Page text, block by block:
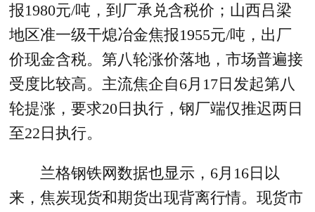
报1980元/吨，到厂承兑含税价；山西吕梁
地区准一级干熄冶金焦报1955元/吨，出厂
价现金含税。第八轮涨价落地，市场普遍接
受度比较高。主流焦企自6月17日发起第八
轮提涨，要求20日执行，钢厂端仅推迟两日
至22日执行。
兰格钢铁网数据也显示，6月16日以
来，焦炭现货和期货出现背离行情。现货市